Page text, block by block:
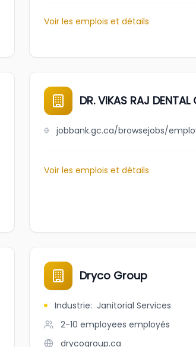
Voir les emplois et détails
DR. VIKAS RAJ
Voir les emplois et détails
Dryco Group
Industrie: Janitorial Services
2-10 employees employés
drycogroup.ca